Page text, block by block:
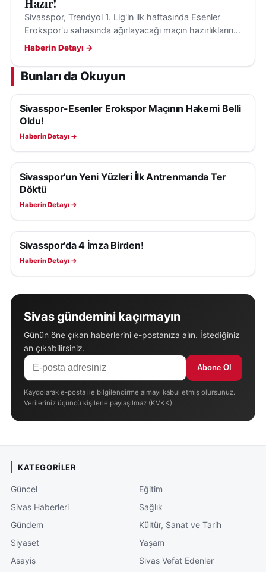
Başkanlık için adı geçen isimlerle ilgili soruları da
yanıtlayan Ali Yavuz, Bahattin Eken ve Erdal Sarılar
başta olmak üzere birçok önemli isimle görüşmeler
gerçekleştirdiklerini açıkladı.
Özellikle Erdal Sarılar’ın süreçte adı en çok öne
çıkan isimlerden biri olduğunu belirten Yavuz,
Mehmet Oflaz ve diğer kulüp büyüklerinin de
Sivasspor açısından önemli değerler olduğunu ifade
etti.
Yavuz, söz konusu isimlerin yönetimde yer alma
konusunda kesin karar vermediğini ancak yeni
yaklaşım sergilediklerini söyledi. Bahattin Eken ile
yapılan görüşmelerde ise henüz somut bir ilerleme
sağlanamadığını belirten Yavuz, hafta içerisinde yeni
gelişmeler yaşanabileceğini ve sürecin tüm
ihtimallere açık olduğunu sözlerine ekledi.
13 Haziran’da gerçekleştirilecek kongreyle birlikte
Sivasspor’un yeni yönetiminin belirlenmesi ve
kulübün geleceğine ilişkin önemli kararların alınması
bekleniyor.
Sivasspor, Trendyol 1. Lig'in ilk haftasında Esenler
Erokspor'u sahasında ağırlayacağı maçın hazırlıklarını
tamamladı; karşılaşma 8 Ağustos Cumartesi günü
Haberin Detayı →
Bunları da Okuyun
SIVASSPOR HABERLERI
Sivasspor-Esenler Erokspor Maçının Hakemi Belli
Oldu!
Haberin Detayı →
SIVASSPOR HABERLERI
Sivasspor'un Yeni Yüzleri İlk Antrenmanda Ter
Döktü
Haberin Detayı →
SIVASSPOR HABERLERI
Sivasspor'da 4 İmza Birden!
Haberin Detayı →
Sivas gündemini kaçırmayın
Günün öne çıkan haberlerini e-postanıza alın. İstediğiniz
an çıkabilirsiniz.
Abone Ol
Kaydolarak e-posta ile bilgilendirme almayı kabul etmiş olursunuz.
Verileriniz üçüncü kişilerle paylaşılmaz (KVKK).
KATEGORILER
Güncel
Sivas Haberleri
Gündem
Siyaset
Asayiş
Eğitim
Sağlık
Kültür, Sanat ve Tarih
Yaşam
Sivas Vefat Edenler